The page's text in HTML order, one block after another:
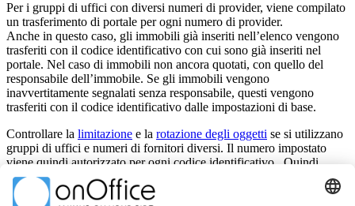
Per i gruppi di uffici con diversi numeri di provider, viene compilato
un trasferimento di portale per ogni numero di provider.
Anche in questo caso, gli immobili già inseriti nell’elenco vengono
trasferiti con il codice identificativo con cui sono già inseriti nel
portale. Nel caso di immobili non ancora quotati, con quello del
responsabile dell’immobile. Se gli immobili vengono
inavvertitamente segnalati senza responsabile, questi vengono
trasferiti con il codice identificativo dalle impostazioni di base.
Controllare la limitazione e la rotazione degli oggetti se si utilizzano
gruppi di uffici e numeri di fornitori diversi. Il numero impostato
viene quindi autorizzato per ogni codice identificativo . Quindi
numero totale di immobili trasferiti = limite di rotazione * codici
identificativi diversi.